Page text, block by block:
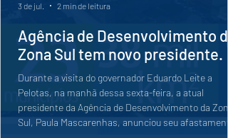
Agência de Desenvolvimento da
Zona Sul tem novo presidente.
Durante a visita do governador Eduardo Leite a
Pelotas, na manhã dessa sexta-feira, a atual
presidente da Agência de Desenvolvimento da Zona
Sul, Paula Mascarenhas, anunciou seu
3 de jul. 2 min de leitura